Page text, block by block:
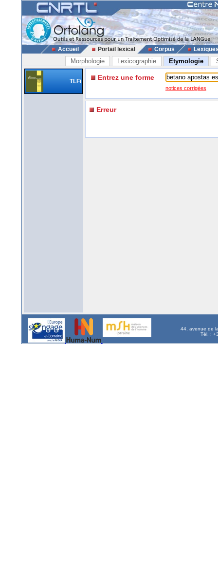
Accueil Portail lexical Corpus
Morphologie Lexicographie Etymologie
TLFi Entrez une forme
notices corrigées
Erreur
44, avenue de
Tél. :